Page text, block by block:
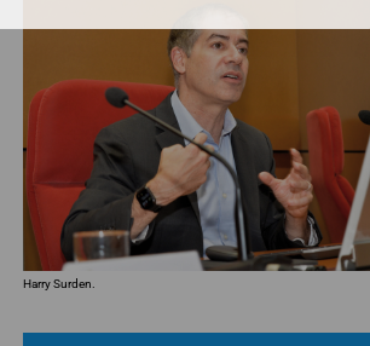
Harry Surden.